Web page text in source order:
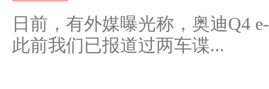
日前，有外媒曝光称，奥迪Q4
此前我们已报道过两车谍...